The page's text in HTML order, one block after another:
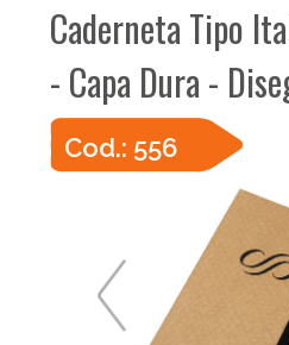
Caderneta Tipo
- Capa Dura -
Cod.: 556